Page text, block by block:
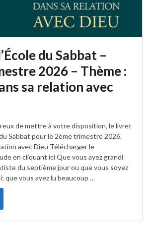
du Sabbat –
2026 – Thème :
sa relation avec
de mettre à votre disposition, le livret
Sabbat pour le 2ème trimestre 2026.
avec Dieu Télécharger le
en cliquant ici Que vous ayez grandi
du septième jour ou que vous soyez
que vous ayez lu beaucoup …